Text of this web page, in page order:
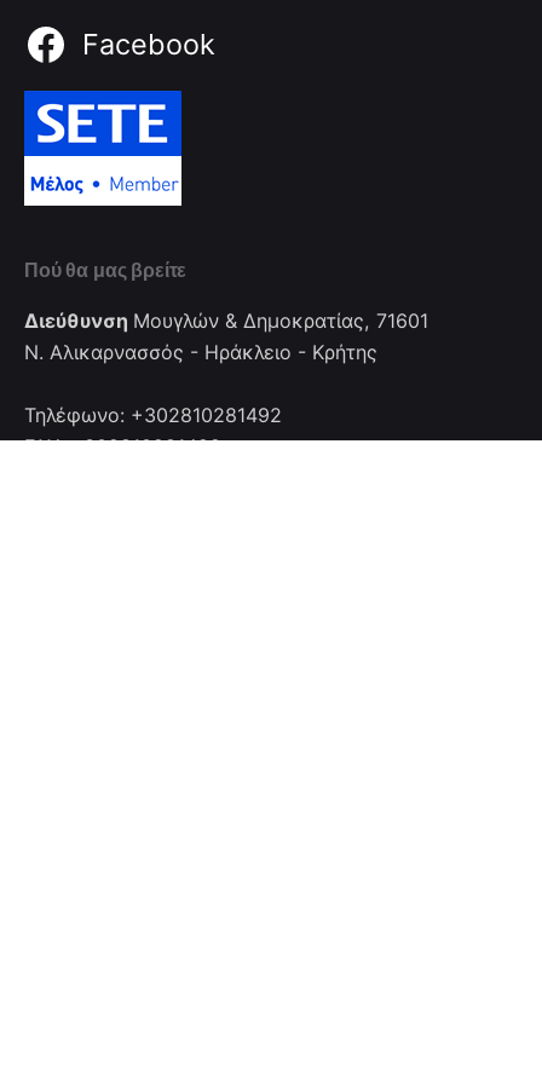
Facebook
Πού θα μας βρείτε
Διεύθυνση Μουγλών & Δημοκρατίας, 71601
Ν. Αλικαρνασσός - Ηράκλειο - Κρήτης
Τηλέφωνο: +302810281492
FAX: +302810281492